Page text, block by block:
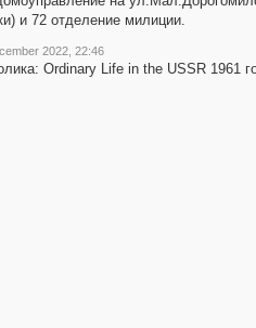
и 72 отделение милиции.
2022, 22:46
Ordinary Life in the USSR 1961